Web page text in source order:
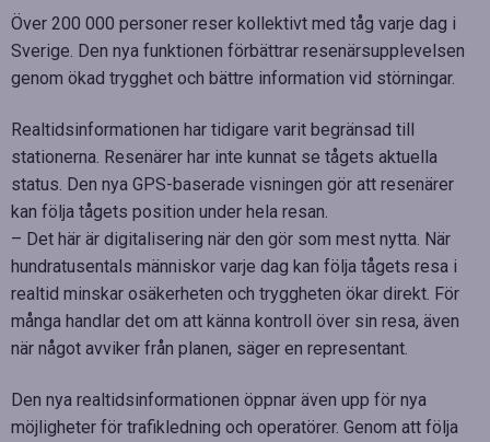
Över 200 000 personer reser kollektivt med tåg varje dag i
Sverige. Den nya funktionen förbättrar resenärsupplevelsen
genom ökad trygghet och bättre information vid störningar.
Realtidsinformationen har tidigare varit begränsad till
stationerna. Resenärer har inte kunnat se tågets aktuella
status. Den nya GPS-baserade visningen gör att resenärer
kan följa tågets position under hela resan.
– Det här är digitalisering när den gör som mest nytta. När
hundratusentals människor varje dag kan följa tågets resa i
realtid minskar osäkerheten och tryggheten ökar direkt. För
många handlar det om att känna kontroll över sin resa, även
när något avviker från planen, säger en representant.
Den nya realtidsinformationen öppnar även upp för nya
möjligheter för trafikledning och operatörer. Genom att följa